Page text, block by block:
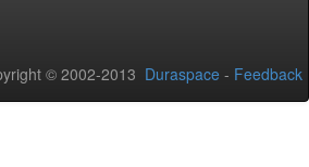
© 2002-2013 Duraspace - Feedback